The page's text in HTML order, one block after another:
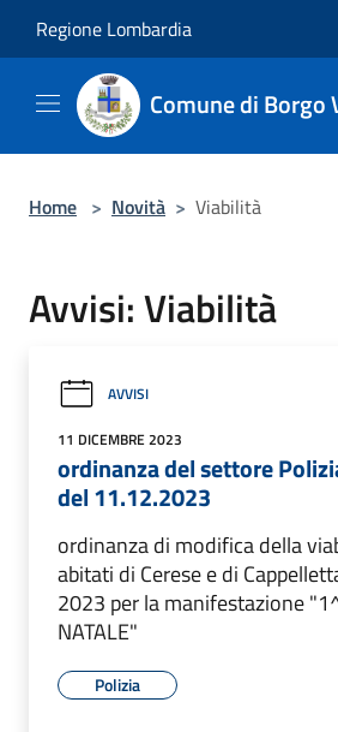
Regione Lombardia
Comune di Borgo
Home > Novità > Viabilità
Avvisi: Viabilità
AVVISI
11 DICEMBRE 2023
ordinanza del settore
del 11.12.2023
ordinanza di modifica della
abitati di Cerese e di
2023 per la manifestazione
NATALE"
Polizia